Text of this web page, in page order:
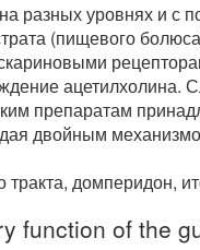
разных уровнях и
(пищевого
ацетилхолина.
препаратам
двойным
домперидон,
function of the